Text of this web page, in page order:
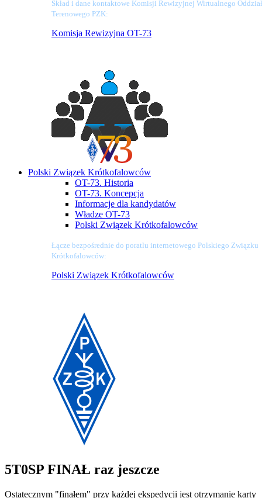
Skład i dane kontaktowe Komisji Rewizyjnej Wirtualnego
Terenowego PZK:
Komisja Rewizyjna OT-73
Polski Związek Krótkofalowców
OT-73. Historia
OT-73. Koncepcja
Informacje dla kandydatów
Władze OT-73
Polski Związek Krótkofalowców
Łącze bezpośrednie do poratlu internetowego Polskiego Związku
Krótkofalowców:
Polski Związek Krótkofalowców
5T0SP FINAŁ raz jeszcze
Ostatecznym "finałem" przy każdej ekspedycji jest otrzymanie karty